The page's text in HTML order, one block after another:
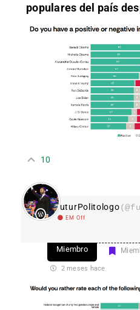
populares del país
10
FuturPolitologo
EM Off
Miembro
2 meses hace